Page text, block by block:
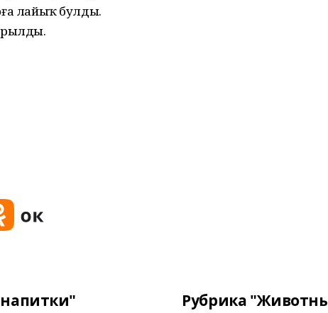
лайыҡ булды.
Рубрика